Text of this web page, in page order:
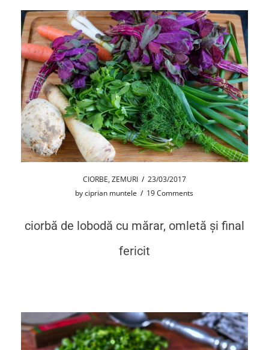
CIORBE, ZEMURI / 23/03/2017
byciprian muntele / 19 Comments
ciorbă de lobodă cu mărar, omletă și final
fericit